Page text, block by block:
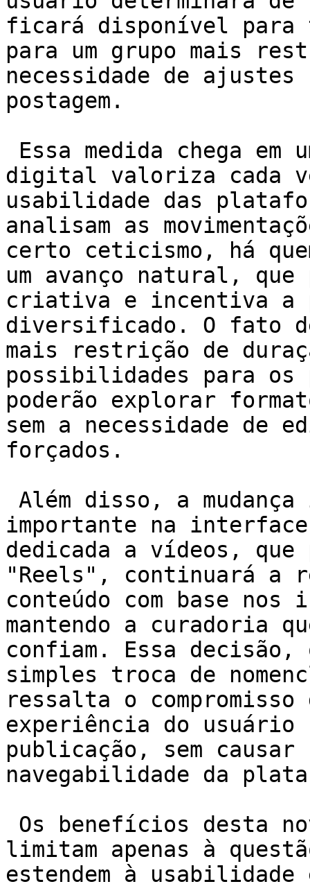
ficará disponível para
para um grupo mais
necessidade de
postagem.
digital valoriza cada
usabilidade das
analisam as
certo ceticismo, há
um avanço natural,
criativa e incentiva a
diversificado. O fato
mais restrição de
possibilidades para os
poderão explorar
sem a necessidade de
forçados.
importante na
dedicada a vídeos, que
"Reels", continuará a
conteúdo com base
mantendo a curadoria
confiam. Essa decisão,
simples troca de
ressalta o
experiência do usuário
publicação, sem
navegabilidade da
limitam apenas à
estendem à